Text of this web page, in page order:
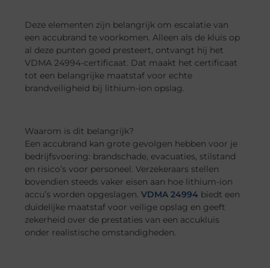
Deze elementen zijn belangrijk om escalatie van
een accubrand te voorkomen. Alleen als de kluis op
al deze punten goed presteert, ontvangt hij het
VDMA 24994-certificaat. Dat maakt het certificaat
tot een belangrijke maatstaf voor echte
brandveiligheid bij lithium-ion opslag.
Waarom is dit belangrijk?
Een accubrand kan grote gevolgen hebben voor je
bedrijfsvoering: brandschade, evacuaties, stilstand
en risico’s voor personeel. Verzekeraars stellen
bovendien steeds vaker eisen aan hoe lithium-ion
accu’s worden opgeslagen.VDMA 24994 biedt een
duidelijke maatstaf voor veilige opslag en geeft
zekerheid over de prestaties van een accukluis
onder realistische omstandigheden.